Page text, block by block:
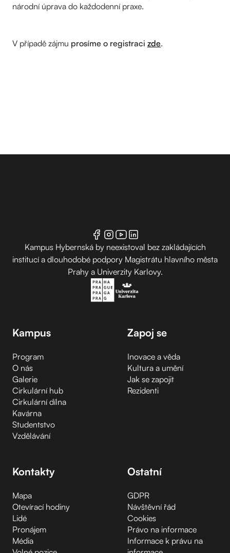
národní úprava do každodenní praxe.
V případě zájmu prosíme o registraci zde.
Kampus Hybernská by neexistoval bez zakládajících
institucí a dlouhodobé podpory Magistrátu hlavního města
Prahy a Univerzity Karlovy.
Kampus
Program
O nás
Galerie
Cirkulární hub
Cirkulární dílna
Kavárna
Studentstvo
Vzdělávání
Zapoj se
Inovace a věda
Kultura a umění
Jak se zapojit
Rezidenti
Kontakty
Mapa
Otevírací hodiny
Lidé
Pronájem
Média
Ostatní
GDPR
Návštěvní řád
Cookies
Právo na informace
Informace k právu na